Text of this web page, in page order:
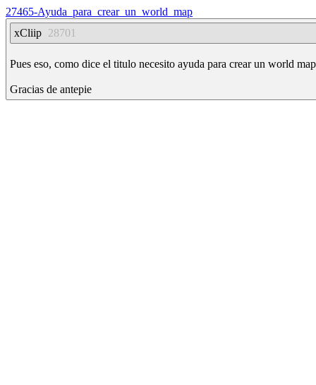
27465-Ayuda_para_crear_un_world_map
xCliip 28701
Pues eso, como dice el titulo necesito ayuda para crear un world
Gracias de antepie